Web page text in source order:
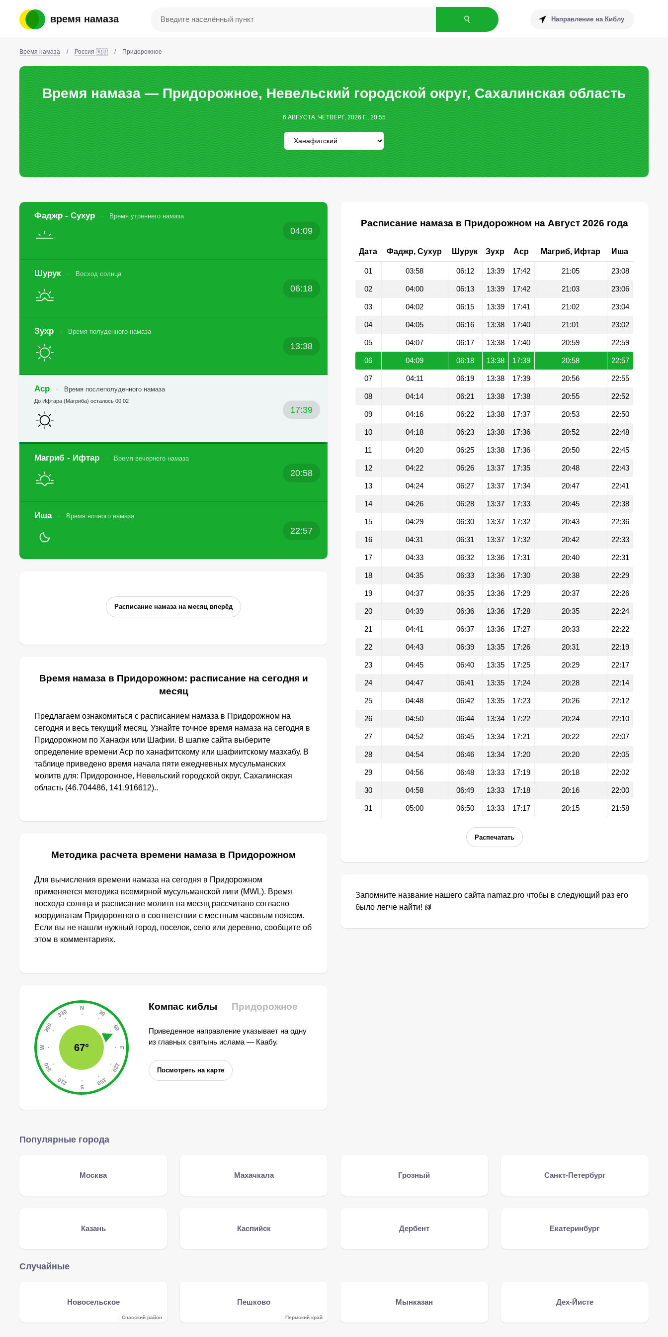
время намаза Направление на Киблу
Время намаза / Россия 🇷🇺 / Придорожное
Время намаза — Придорожное, Невельский городской округ, Сахалинская область
6 АВГУСТА, ЧЕТВЕРГ, 2026 Г., 20:55
Фаджр - Сухур Время утреннего намаза
04:09
Шурук Восход солнца
06:18
Зухр Время полуденного намаза
13:38
Аср Время послеполуденного намаза
17:39
До Ифтара (Магриба) осталось 00:02
Магриб - Ифтар Время вечернего намаза
20:58
Иша Время ночного намаза
22:57
Расписание намаза на месяц вперёд
Время намаза в Придорожном: расписание на сегодня и
месяц
Предлагаем ознакомиться с расписанием намаза в Придорожном на
сегодня и весь текущий месяц. Узнайте точное время намаза на сегодня в
Придорожном по Ханафи или Шафии. В шапке сайта выберите
определение времени Аср по ханафитскому или шафиитскому мазхабу. В
таблице приведено время начала пяти ежедневных мусульманских
молитв для: Придорожное, Невельский городской округ, Сахалинская
область (46.704486, 141.916612)..
Методика расчета времени намаза в Придорожном
Для вычисления времени намаза на сегодня в Придорожном
применяется методика всемирной мусульманской лиги (MWL). Время
восхода солнца и расписание молитв на месяц рассчитано согласно
координатам Придорожного в соответствии с местным часовым поясом.
Если вы не нашли нужный город, поселок, село или деревню, сообщите об
этом в комментариях.
67°
Компас киблы Придорожное
Приведенное направление указывает на одну
из главных святынь ислама — Каабу.
Посмотреть на карте
Расписание намаза в Придорожном на Август 2026 года
Дата Фаджр, Сухур Шурук Зухр Аср Магриб, Ифтар Иша
01 03:58 06:12 13:39 17:42 21:05 23:08
02 04:00 06:13 13:39 17:42 21:03 23:06
03 04:02 06:15 13:39 17:41 21:02 23:04
04 04:05 06:16 13:38 17:40 21:01 23:02
05 04:07 06:17 13:38 17:40 20:59 22:59
06 04:09 06:18 13:38 17:39 20:58 22:57
07 04:11 06:19 13:38 17:39 20:56 22:55
08 04:14 06:21 13:38 17:38 20:55 22:52
09 04:16 06:22 13:38 17:37 20:53 22:50
10 04:18 06:23 13:38 17:36 20:52 22:48
11 04:20 06:25 13:38 17:36 20:50 22:45
12 04:22 06:26 13:37 17:35 20:48 22:43
13 04:24 06:27 13:37 17:34 20:47 22:41
14 04:26 06:28 13:37 17:33 20:45 22:38
15 04:29 06:30 13:37 17:32 20:43 22:36
16 04:31 06:31 13:37 17:32 20:42 22:33
17 04:33 06:32 13:36 17:31 20:40 22:31
18 04:35 06:33 13:36 17:30 20:38 22:29
19 04:37 06:35 13:36 17:29 20:37 22:26
20 04:39 06:36 13:36 17:28 20:35 22:24
21 04:41 06:37 13:36 17:27 20:33 22:22
22 04:43 06:39 13:35 17:26 20:31 22:19
23 04:45 06:40 13:35 17:25 20:29 22:17
24 04:47 06:41 13:35 17:24 20:28 22:14
25 04:48 06:42 13:35 17:23 20:26 22:12
26 04:50 06:44 13:34 17:22 20:24 22:10
27 04:52 06:45 13:34 17:21 20:22 22:07
28 04:54 06:46 13:34 17:20 20:20 22:05
29 04:56 06:48 13:33 17:19 20:18 22:02
30 04:58 06:49 13:33 17:18 20:16 22:00
31 05:00 06:50 13:33 17:17 20:15 21:58
Распечатать
Запомните название нашего сайта namaz.pro чтобы в следующий раз его
было легче найти! 📗
Популярные города
Москва Махачкала Грозный Санкт-Петербург
Казань Каспийск Дербент Екатеринбург
Случайные
Новосельское
Спасский район
Пешково
Пермский край
Мынказан Дех-Йисте